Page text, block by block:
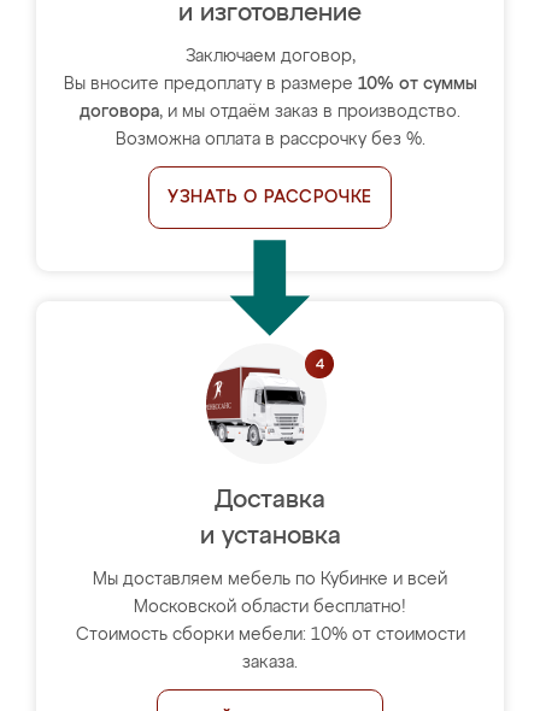
и изготовление
Заключаем договор,
Вы вносите предоплату в размере 10% от суммы
договора, и мы отдаём заказ в производство.
Возможна оплата в рассрочку без %.
УЗНАТЬ О РАССРОЧКЕ
Доставка
и установка
Мы доставляем мебель по Кубинке и всей
Московской области бесплатно!
Стоимость сборки мебели: 10% от стоимости
заказа.